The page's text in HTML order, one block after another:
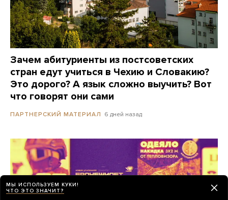
Зачем абитуриенты из постсоветских
стран едут учиться в Чехию и Словакию?
Это дорого? А язык сложно выучить? Вот
что говорят они сами
ПАРТНЕРСКИЙ МАТЕРИАЛ 6 дней назад
МЫ ИСПОЛЬЗУЕМ КУКИ!
ЧТО ЭТО ЗНАЧИТ?